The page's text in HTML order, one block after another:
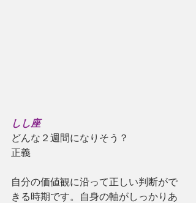
しし座
どんな２週間になりそう？
正義
自分の価値観に沿って正しい判断がで
きる時期です。自身の軸がしっかりあ